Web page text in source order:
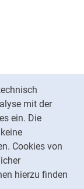
mit der
ein. Die
Cookies von
hierzu finden